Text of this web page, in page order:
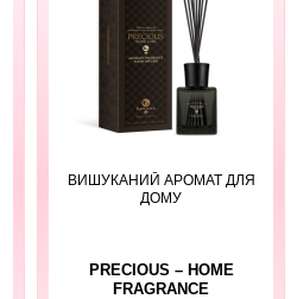
ВИШУКАНИЙ АРОМАТ ДЛЯ
ДОМУ
PRECIOUS – HOME
FRAGRANCE